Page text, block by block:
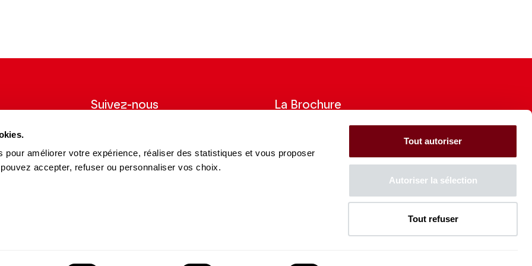
pour améliorer votre expérience, réaliser des statistiques et vous proposer
accepter, refuser ou personnaliser vos choix.
Tout autoriser
Autoriser la sélection
Tout refuser
du Théâtre.
S'INSCRIRE
Suivez-nous
FacebookInstagram
Tik YoutubeLinkedin
La Brochure
Consultez la Brochure 2026-27
La Caisse des Dépôts soutient